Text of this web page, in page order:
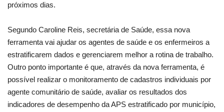
próximos dias.
Segundo Caroline Reis, secretária de Saúde, essa nova
ferramenta vai ajudar os agentes de saúde e os enfermeiros a
estratificarem dados e gerenciarem melhor a rotina de trabalho.
Outro ponto importante é que, através da nova ferramenta, é
possível realizar o monitoramento de cadastros individuais por
agente comunitário de saúde, avaliar os resultados dos
indicadores de desempenho da APS estratificado por município,